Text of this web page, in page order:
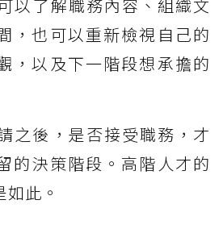
以了解職務內容、組織文
，也可以重新檢視自己的
，以及下一階段想承擔的
之後，是否接受職務，才
的決策階段。高階人才的
此。